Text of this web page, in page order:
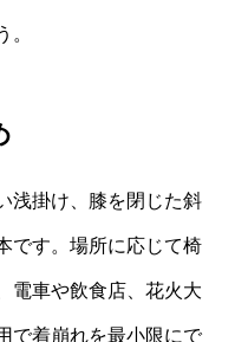
。
浅掛け、膝を閉じた斜
です。場所に応じて椅
電車や飲食店、花火大
で着崩れを最小限にで